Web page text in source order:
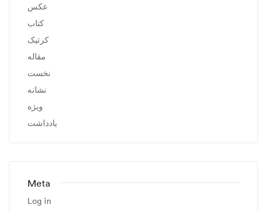
عکس
کتاب
کرتیک
مقاله
نخست
نشانه
ویژه
یادداشت
Meta
Log in